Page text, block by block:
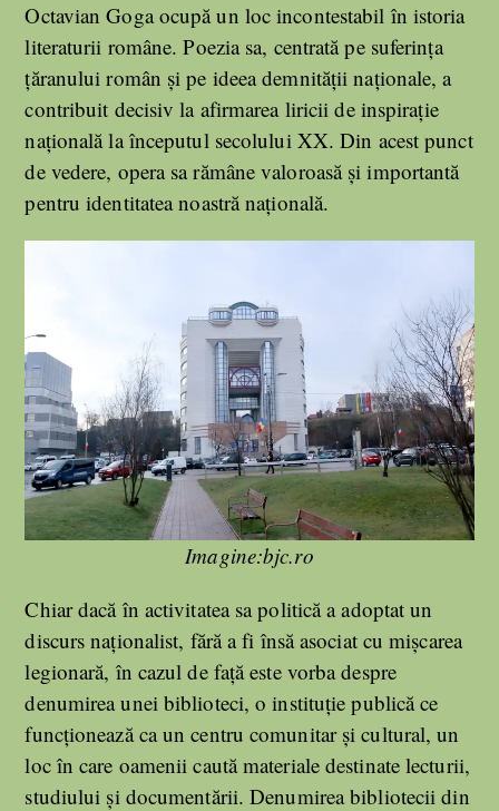
Octavian Goga ocupă un loc incontestabil în istoria
literaturii române. Poezia sa, centrată pe suferința
țăranului român și pe ideea demnității naționale, a
contribuit decisiv la afirmarea liricii de inspirație
națională la începutul secolului XX. Din acest punct
de vedere, opera sa rămâne valoroasă și importantă
pentru identitatea noastră națională.
Imagine:bjc.ro
Chiar dacă în activitatea sa politică a adoptat un
discurs naționalist, fără a fi însă asociat cu mișcarea
legionară, în cazul de față este vorba despre
denumirea unei biblioteci, o instituție publică ce
funcționează ca un centru comunitar și cultural, un
loc în care oamenii caută materiale destinate lecturii,
studiului și documentării. Denumirea bibliotecii din